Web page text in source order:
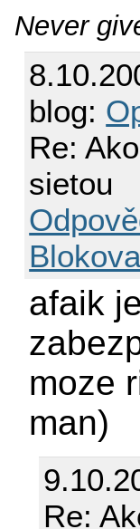
Never
blog:
Re:
sietou
afaik
moze
man)
Re: